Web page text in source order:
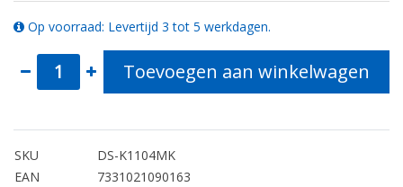
Op voorraad: Levertijd 3 tot 5 werkdagen.
Toevoegen aan winkelwagen
SKU
DS-K1104MK
EAN
7331021090163